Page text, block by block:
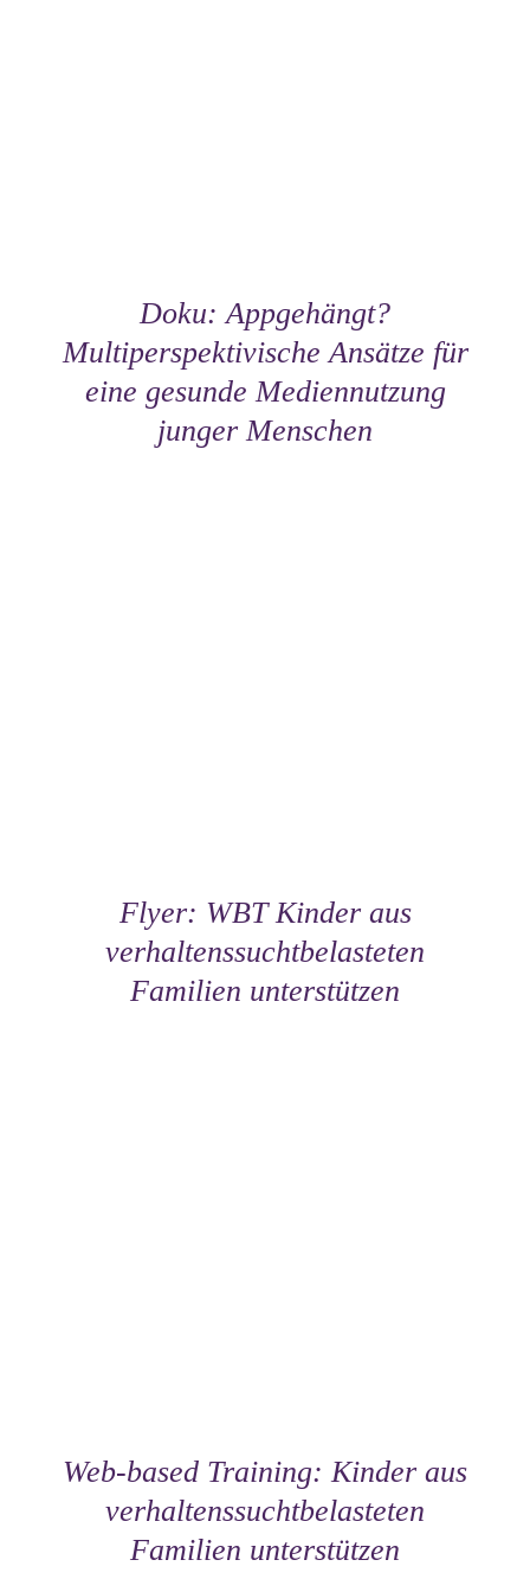
Doku: Appgehängt?
Multiperspektivische Ansätze für
eine gesunde Mediennutzung
junger Menschen
Flyer: WBT Kinder aus
verhaltenssuchtbelasteten
Familien unterstützen
Web-based Training: Kinder aus
verhaltenssuchtbelasteten
Familien unterstützen